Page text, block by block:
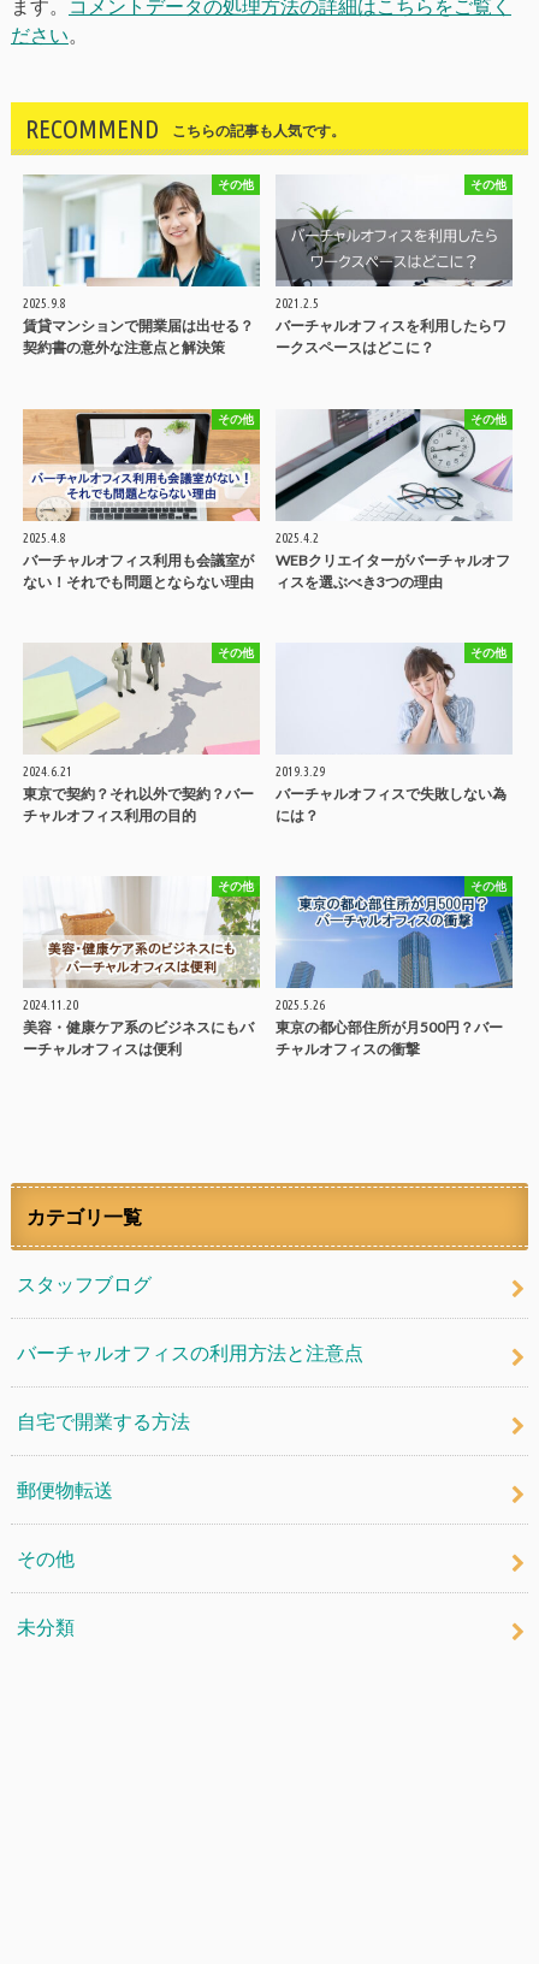
ます。
コメントデータの処理方法の詳細はこちらをご覧く
ださい。
RECOMMEND こちらの記事も人気です。
その他
2025.9.8
賃貸マンションで開業届は出せる？
契約書の意外な注意点と解決策
その他
2021.2.5
バーチャルオフィスを利用したらワ
ークスペースはどこに？
その他
2025.4.8
バーチャルオフィス利用も会議室が
ない！それでも問題とならない理由
その他
2025.4.2
WEBクリエイターがバーチャルオフ
ィスを選ぶべき3つの理由
その他
2024.6.21
東京で契約？それ以外で契約？バー
チャルオフィス利用の目的
その他
2019.3.29
バーチャルオフィスで失敗しない為
には？
その他
2024.11.20
美容・健康ケア系のビジネスにもバ
ーチャルオフィスは便利
その他
2025.5.26
東京の都心部住所が月500円？バー
チャルオフィスの衝撃
カテゴリ一覧
スタッフブログ
バーチャルオフィスの利用方法と注意点
自宅で開業する方法
郵便物転送
その他
未分類